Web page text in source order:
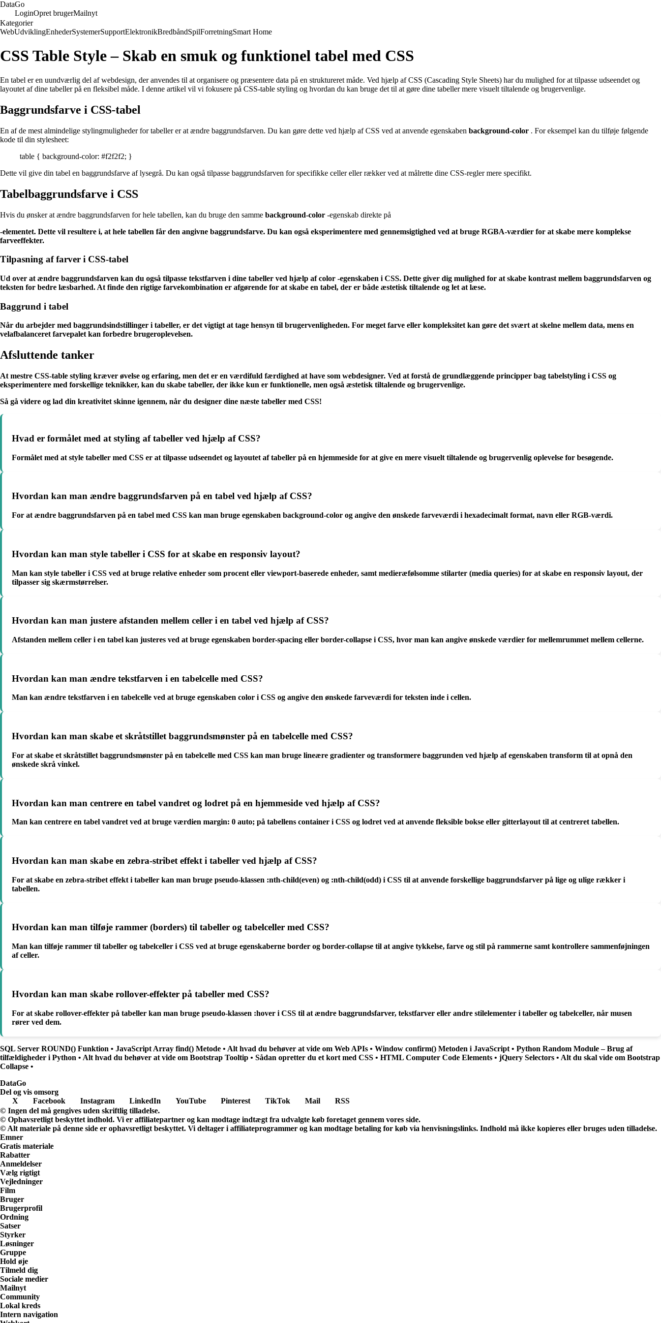
DataGo
LoginOpret brugerMailnyt
Kategorier
WebUdviklingEnhederSystemerSupportElektronikBredbåndSpilForretningSmart Home
CSS Table Style – Skab en smuk og funktionel tabel med CSS
En tabel er en uundværlig del af webdesign, der anvendes til at organisere og præsentere data på en struktureret måde. Ved hjælp af CSS (Cascading Style Sheets) har du mulighed for at tilpasse udseendet og
layoutet af dine tabeller på en fleksibel måde. I denne artikel vil vi fokusere på CSS-table styling og hvordan du kan bruge det til at gøre dine tabeller mere visuelt tiltalende og brugervenlige.
Baggrundsfarve i CSS-tabel
En af de mest almindelige stylingmuligheder for tabeller er at ændre baggrundsfarven. Du kan gøre dette ved hjælp af CSS ved at anvende egenskaben background-color . For eksempel kan du tilføje følgende
kode til din stylesheet:
table { background-color: #f2f2f2; }
Dette vil give din tabel en baggrundsfarve af lysegrå. Du kan også tilpasse baggrundsfarven for specifikke celler eller rækker ved at målrette dine CSS-regler mere specifikt.
Tabelbaggrundsfarve i CSS
Hvis du ønsker at ændre baggrundsfarven for hele tabellen, kan du bruge den samme background-color -egenskab direkte på
-elementet. Dette vil resultere i, at hele tabellen får den angivne baggrundsfarve. Du kan også eksperimentere med gennemsigtighed ved at bruge RGBA-værdier for at skabe mere komplekse
farveeffekter.
Tilpasning af farver i CSS-tabel
Ud over at ændre baggrundsfarven kan du også tilpasse tekstfarven i dine tabeller ved hjælp afcolor -egenskaben i CSS. Dette giver dig mulighed for at skabe kontrast mellem baggrundsfarven og
teksten for bedre læsbarhed. At finde den rigtige farvekombination er afgørende for at skabe en tabel, der er både æstetisk tiltalende og let at læse.
Baggrund i tabel
Når du arbejder med baggrundsindstillinger i tabeller, er det vigtigt at tage hensyn til brugervenligheden. For meget farve eller kompleksitet kan gøre det svært at skelne mellem data, mens en
velafbalanceret farvepalet kan forbedre brugeroplevelsen.
Afsluttende tanker
At mestre CSS-table styling kræver øvelse og erfaring, men det er en værdifuld færdighed at have som webdesigner. Ved at forstå de grundlæggende principper bag tabelstyling i CSS og
eksperimentere med forskellige teknikker, kan du skabe tabeller, der ikke kun er funktionelle, men også æstetisk tiltalende og brugervenlige.
Så gå videre og lad din kreativitet skinne igennem, når du designer dine næste tabeller med CSS!
Hvad er formålet med at styling af tabeller ved hjælp af CSS?
Formålet med at style tabeller med CSS er at tilpasse udseendet og layoutet af tabeller på en hjemmeside for at give en mere visuelt tiltalende og brugervenlig oplevelse for besøgende.
Hvordan kan man ændre baggrundsfarven på en tabel ved hjælp af CSS?
For at ændre baggrundsfarven på en tabel med CSS kan man bruge egenskaben background-color og angive den ønskede farveværdi i hexadecimalt format, navn eller RGB-værdi.
Hvordan kan man style tabeller i CSS for at skabe en responsiv layout?
Man kan style tabeller i CSS ved at bruge relative enheder som procent eller viewport-baserede enheder, samt medieræfølsomme stilarter (media queries) for at skabe en responsiv layout, der
tilpasser sig skærmstørrelser.
Hvordan kan man justere afstanden mellem celler i en tabel ved hjælp af CSS?
Afstanden mellem celler i en tabel kan justeres ved at bruge egenskaben border-spacing eller border-collapse i CSS, hvor man kan angive ønskede værdier for mellemrummet mellem cellerne.
Hvordan kan man ændre tekstfarven i en tabelcelle med CSS?
Man kan ændre tekstfarven i en tabelcelle ved at bruge egenskaben color i CSS og angive den ønskede farveværdi for teksten inde i cellen.
Hvordan kan man skabe et skråtstillet baggrundsmønster på en tabelcelle med CSS?
For at skabe et skråtstillet baggrundsmønster på en tabelcelle med CSS kan man bruge lineære gradienter og transformere baggrunden ved hjælp af egenskaben transform til at opnå den
ønskede skrå vinkel.
Hvordan kan man centrere en tabel vandret og lodret på en hjemmeside ved hjælp af CSS?
Man kan centrere en tabel vandret ved at bruge værdien margin: 0 auto; på tabellens container i CSS og lodret ved at anvende fleksible bokse eller gitterlayout til at centreret tabellen.
Hvordan kan man skabe en zebra-stribet effekt i tabeller ved hjælp af CSS?
For at skabe en zebra-stribet effekt i tabeller kan man bruge pseudo-klassen :nth-child(even) og :nth-child(odd) i CSS til at anvende forskellige baggrundsfarver på lige og ulige rækker i
tabellen.
Hvordan kan man tilføje rammer (borders) til tabeller og tabelceller med CSS?
Man kan tilføje rammer til tabeller og tabelceller i CSS ved at bruge egenskaberne border og border-collapse til at angive tykkelse, farve og stil på rammerne samt kontrollere sammenføjningen
af celler.
Hvordan kan man skabe rollover-effekter på tabeller med CSS?
For at skabe rollover-effekter på tabeller kan man bruge pseudo-klassen :hover i CSS til at ændre baggrundsfarver, tekstfarver eller andre stilelementer i tabeller og tabelceller, når musen
rører ved dem.
SQL Server ROUND() Funktion • JavaScript Array find() Metode • Alt hvad du behøver at vide om Web APIs • Window confirm() Metoden i JavaScript • Python Random Module – Brug af
tilfældigheder i Python • Alt hvad du behøver at vide om Bootstrap Tooltip • Sådan opretter du et kort med CSS • HTML Computer Code Elements • jQuery Selectors • Alt du skal vide om Bootstrap
Collapse •
DataGo
Del og vis omsorg
X
Facebook Instagram LinkedIn YouTube Pinterest TikTok Mail
RSS
© Ingen del må gengives uden skriftlig tilladelse.
© Ophavsretligt beskyttet indhold. Vi er affiliatepartner og kan modtage indtægt fra udvalgte køb foretaget gennem vores side.
© Alt materiale på denne side er ophavsretligt beskyttet. Vi deltager i affiliateprogrammer og kan modtage betaling for køb via henvisningslinks. Indhold må ikke kopieres eller bruges uden tilladelse.
Emner
Gratis materiale
Rabatter
Anmeldelser
Vælg rigtigt
Vejledninger
Film
Bruger
Brugerprofil
Ordning
Satser
Styrker
Løsninger
Gruppe
Hold øje
Tilmeld dig
Sociale medier
Mailnyt
Community
Lokal kreds
Intern navigation